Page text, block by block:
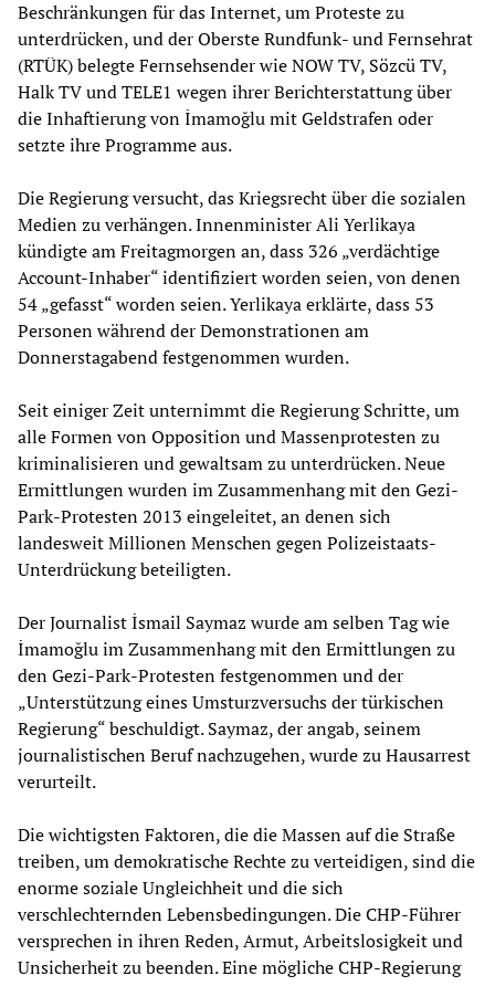
Beschränkungen für das Internet, um Proteste zu
unterdrücken, und der Oberste Rundfunk- und Fernsehrat
(RTÜK) belegte Fernsehsender wie NOW TV, Sözcü TV,
Halk TV und TELE1 wegen ihrer Berichterstattung über
die Inhaftierung von İmamoğlu mit Geldstrafen oder
setzte ihre Programme aus.
Die Regierung versucht, das Kriegsrecht über die sozialen
Medien zu verhängen. Innenminister Ali Yerlikaya
kündigte am Freitagmorgen an, dass 326 „verdächtige
Account-Inhaber“ identifiziert worden seien, von denen
54 „gefasst“ worden seien. Yerlikaya erklärte, dass 53
Personen während der Demonstrationen am
Donnerstagabend festgenommen wurden.
Seit einiger Zeit unternimmt die Regierung Schritte, um
alle Formen von Opposition und Massenprotesten zu
kriminalisieren und gewaltsam zu unterdrücken. Neue
Ermittlungen wurden im Zusammenhang mit den Gezi-
Park-Protesten 2013 eingeleitet, an denen sich
landesweit Millionen Menschen gegen Polizeistaats-
Unterdrückung beteiligten.
Der Journalist İsmail Saymaz wurde am selben Tag wie
İmamoğlu im Zusammenhang mit den Ermittlungen zu
den Gezi-Park-Protesten festgenommen und der
„Unterstützung eines Umsturzversuchs der türkischen
Regierung“ beschuldigt. Saymaz, der angab, seinem
journalistischen Beruf nachzugehen, wurde zu Hausarrest
verurteilt.
Die wichtigsten Faktoren, die die Massen auf die Straße
treiben, um demokratische Rechte zu verteidigen, sind die
enorme soziale Ungleichheit und die sich
verschlechternden Lebensbedingungen. Die CHP-Führer
versprechen in ihren Reden, Armut, Arbeitslosigkeit und
Unsicherheit zu beenden. Eine mögliche CHP-Regierung